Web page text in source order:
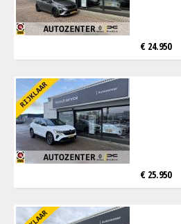
€ 24.950
€ 25.950